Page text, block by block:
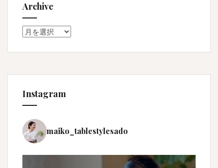
Archive
Archive
Instagram
maiko_tablestylesado